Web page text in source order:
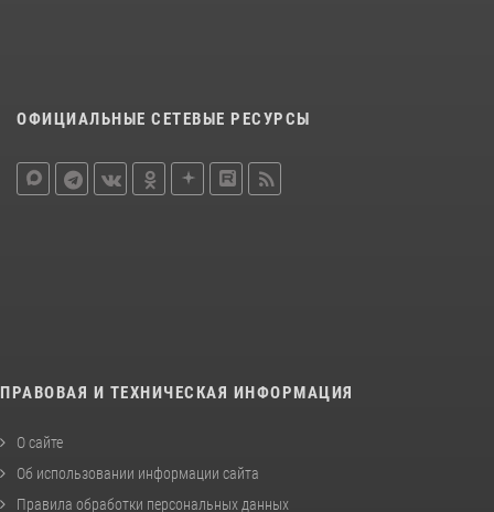
ОФИЦИАЛЬНЫЕ СЕТЕВЫЕ РЕСУРСЫ
ПРАВОВАЯ И ТЕХНИЧЕСКАЯ ИНФОРМАЦИЯ
О сайте
Об использовании информации сайта
Правила обработки персональных данных